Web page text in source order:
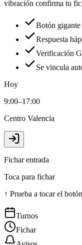
vibración confirma tu
Botón
Respuesta
Verificación
Se vincula
Hoy
9:00–17:00
Centro Valencia
Fichar entrada
Toca para fichar
↑ Prueba a tocar el botón
Turnos
Fichar